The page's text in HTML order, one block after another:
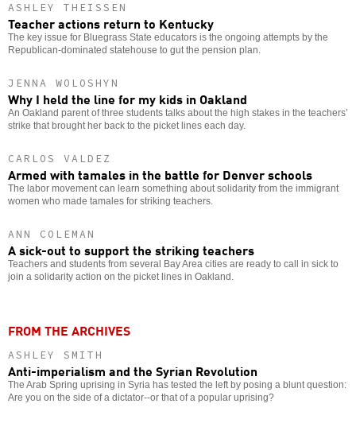
ASHLEY THEISSEN
Teacher actions return to Kentucky
The key issue for Bluegrass State educators is the ongoing attempts by the
Republican-dominated statehouse to gut the pension plan.
JENNA WOLOSHYN
Why I held the line for my kids in Oakland
An Oakland parent of three students talks about the high stakes in the teachers’
strike that brought her back to the picket lines each day.
CARLOS VALDEZ
Armed with tamales in the battle for Denver schools
The labor movement can learn something about solidarity from the immigrant
women who made tamales for striking teachers.
ANN COLEMAN
A sick-out to support the striking teachers
Teachers and students from several Bay Area cities are ready to call in sick to
join a solidarity action on the picket lines in Oakland.
FROM THE ARCHIVES
ASHLEY SMITH
Anti-imperialism and the Syrian Revolution
The Arab Spring uprising in Syria has tested the left by posing a blunt question:
Are you on the side of a dictator--or that of a popular uprising?